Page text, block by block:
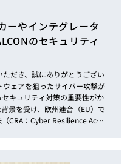
ーやインテグレータ
のセキュリティ
だき、誠にありがとうござい
ェアを狙ったサイバー攻撃が
キュリティ対策の重要性がか
景を受け、欧州連合（EU）で
CRA：Cyber Resilience Ac